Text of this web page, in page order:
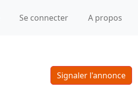
Se connecter A propos
Signaler l'annonce